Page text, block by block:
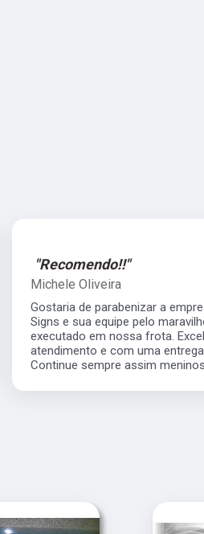
"Recomendo!!"
Michele Oliveira
Gostaria de parabenizar a
Signs e sua equipe pelo
executado em nossa frota.
atendimento e com uma
Continue sempre assim